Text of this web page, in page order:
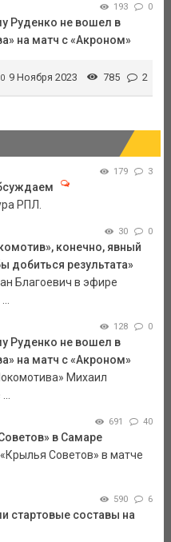
193 0
Руденко не вошел в
на матч с «Акроном»
9 Ноября 2023 785 2
179 3
РПЛ.
30 0
конечно, явный
добиться результата»
Благоевич в эфире
128 0
Руденко не вошел в
на матч с «Акроном»
Михаил
691 40
в Самаре
Советов» в матче
590 6
стартовые составы на